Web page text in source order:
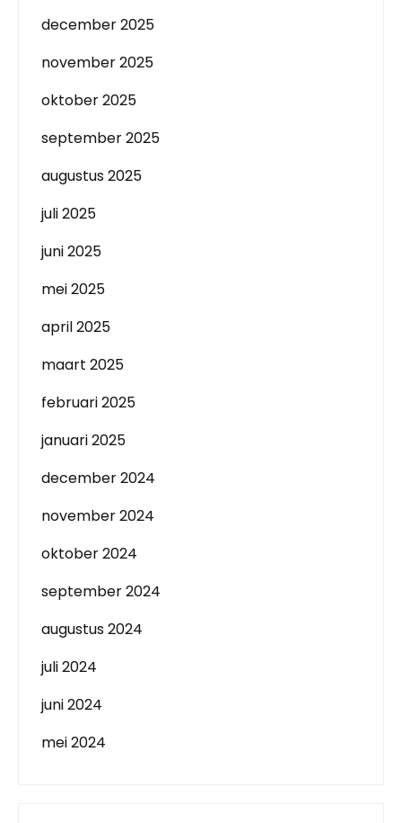
december 2025
november 2025
oktober 2025
september 2025
augustus 2025
juli 2025
juni 2025
mei 2025
april 2025
maart 2025
februari 2025
januari 2025
december 2024
november 2024
oktober 2024
september 2024
augustus 2024
juli 2024
juni 2024
mei 2024